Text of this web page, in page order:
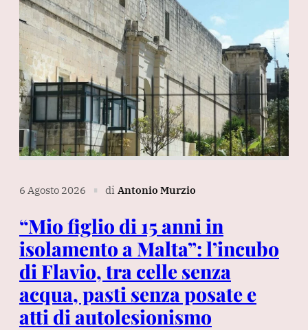
6 Agosto 2026 ∎ di Antonio Murzio
“Mio figlio di 15 anni in
isolamento a Malta”: l’incubo
di Flavio, tra celle senza
acqua, pasti senza posate e
atti di autolesionismo